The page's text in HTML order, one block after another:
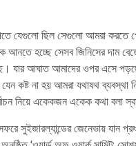
যেগুলো ছিল সেগুলো আমরা করতে
আনতে হচ্ছে সেসব জিনিসের দাম
যার আঘাত আমাদের ওপর এসে
কষ্ট না হয় আমরা যথাযথ ব্যবস্থা
নিয়ে একেকজন একেক কথা বলা
সুইজারল্যান্ডের জেনেভায় যান